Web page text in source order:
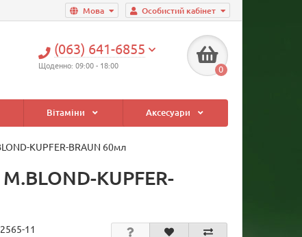
Особистий кабінет
Мова
(063) 641-6855
Щоденно: 09:00 - 18:00 0
Вітаміни Аксесуари
KUPFER-BRAUN 60мл
KUPFER-
2565-11